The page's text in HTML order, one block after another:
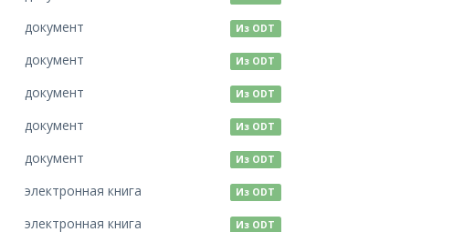
документ Из ODT
документ Из ODT
документ Из ODT
документ Из ODT
документ Из ODT
электронная книга Из ODT
электронная книга Из ODT